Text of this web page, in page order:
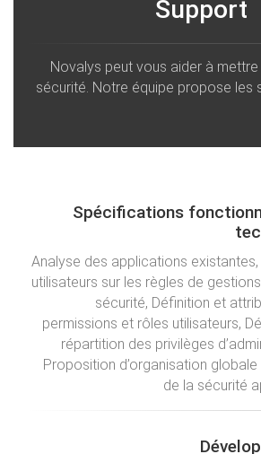
Support
Novalys peut vous aider à
sécurité. Notre équipe propose les
Spécifications
Analyse des applications
utilisateurs sur les règles de
sécurité, Définition et
permissions et rôles utilisateurs,
répartition des privilèges
Proposition d’organisation
de la sécurité